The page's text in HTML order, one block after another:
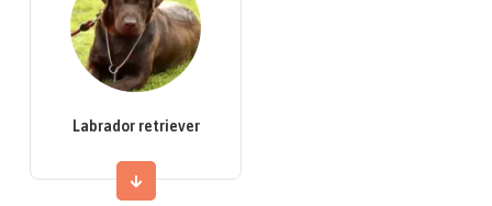
Labrador retriever